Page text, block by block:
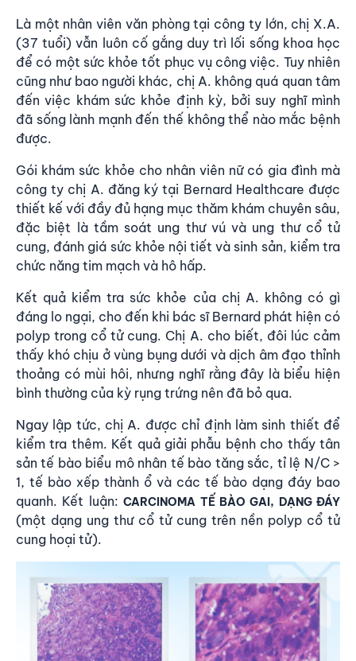
Là một nhân viên văn phòng tại công ty lớn, chị X.A.
(37 tuổi) vẫn luôn cố gắng duy trì lối sống khoa học
để có một sức khỏe tốt phục vụ công việc. Tuy nhiên
cũng như bao người khác, chị A. không quá quan tâm
đến việc khám sức khỏe định kỳ, bởi suy nghĩ mình
đã sống lành mạnh đến thế không thể nào mắc bệnh
được.
Gói khám sức khỏe cho nhân viên nữ có gia đình mà
công ty chị A. đăng ký tại Bernard Healthcare được
thiết kế với đầy đủ hạng mục thăm khám chuyên sâu,
đặc biệt là tầm soát ung thư vú và ung thư cổ tử
cung, đánh giá sức khỏe nội tiết và sinh sản, kiểm tra
chức năng tim mạch và hô hấp.
Kết quả kiểm tra sức khỏe của chị A. không có gì
đáng lo ngại, cho đến khi bác sĩ Bernard phát hiện có
polyp trong cổ tử cung. Chị A. cho biết, đôi lúc cảm
thấy khó chịu ở vùng bụng dưới và dịch âm đạo thỉnh
thoảng có mùi hôi, nhưng nghĩ rằng đây là biểu hiện
bình thường của kỳ rụng trứng nên đã bỏ qua.
Ngay lập tức, chị A. được chỉ định làm sinh thiết để
kiểm tra thêm. Kết quả giải phẫu bệnh cho thấy tân
sản tế bào biểu mô nhân tế bào tăng sắc, tỉ lệ N/C >
1, tế bào xếp thành ổ và các tế bào dạng đáy bao
quanh. Kết luận:CARCINOMA TẾ BÀO GAI, DẠNG ĐÁY
(một dạng ung thư cổ tử cung trên nền polyp cổ tử
cung hoại tử).